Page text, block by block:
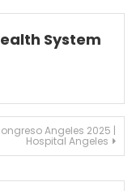
System
Angeles 2025 |
Hospital Angeles